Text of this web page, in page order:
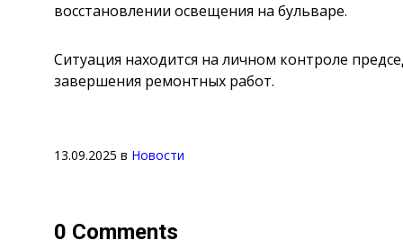
восстановлении освещения на бульваре.
Ситуация находится на личном контроле
завершения ремонтных работ.
13.09.2025 в Новости
0 Comments